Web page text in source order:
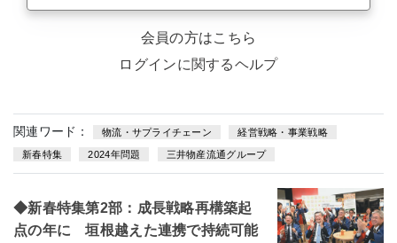
会員の方はこちら
ログインに関するヘルプ
関連ワード： 物流・サプライチェーン 経営戦略・事業戦略
新春特集 2024年問題 三井物産流通グループ
◆新春特集第2部：成長戦略再構築起
点の年に 垣根越えた連携で持続可能